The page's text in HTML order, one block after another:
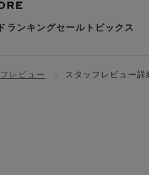
ランキングセールトピックス
レビュー スタッフレビュー詳